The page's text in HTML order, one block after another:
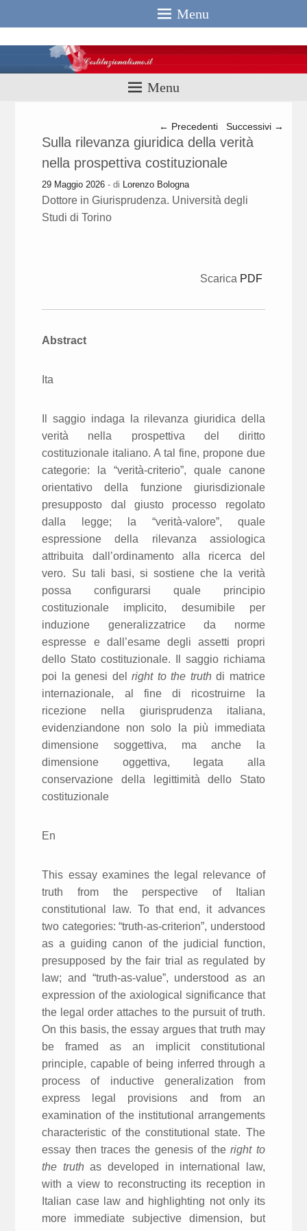
Menu
Menu
Navigazione articolo
← Precedenti Successivi →
Sulla rilevanza giuridica della verità
nella prospettiva costituzionale
29 Maggio 2026 - di Lorenzo Bologna
Dottore in Giurisprudenza. Università degli
Studi di Torino
Scarica PDF
Abstract
Ita
Il saggio indaga la rilevanza giuridica della
verità nella prospettiva del diritto
costituzionale italiano. A tal fine, propone due
categorie: la “verità-criterio”, quale canone
orientativo della funzione giurisdizionale
presupposto dal giusto processo regolato
dalla legge; la “verità-valore”, quale
espressione della rilevanza assiologica
attribuita dall’ordinamento alla ricerca del
vero. Su tali basi, si sostiene che la verità
possa configurarsi quale principio
costituzionale implicito, desumibile per
induzione generalizzatrice da norme
espresse e dall’esame degli assetti propri
dello Stato costituzionale. Il saggio richiama
poi la genesi delright to the truth di matrice
internazionale, al fine di ricostruirne la
ricezione nella giurisprudenza italiana,
evidenziandone non solo la più immediata
dimensione soggettiva, ma anche la
dimensione oggettiva, legata alla
conservazione della legittimità dello Stato
costituzionale
En
This essay examines the legal relevance of
truth from the perspective of Italian
constitutional law. To that end, it advances
two categories: “truth-as-criterion”, understood
as a guiding canon of the judicial function,
presupposed by the fair trial as regulated by
law; and “truth-as-value”, understood as an
expression of the axiological significance that
the legal order attaches to the pursuit of truth.
On this basis, the essay argues that truth may
be framed as an implicit constitutional
principle, capable of being inferred through a
process of inductive generalization from
express legal provisions and from an
examination of the institutional arrangements
characteristic of the constitutional state. The
essay then traces the genesis of theright to
the truth as developed in international law,
with a view to reconstructing its reception in
Italian case law and highlighting not only its
more immediate subjective dimension, but